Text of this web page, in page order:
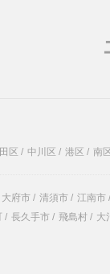
区 / 中川区 / 港区 / 南区
大府市 / 清須市 / 江南市 /
/ 長久手市 / 飛島村 / 大